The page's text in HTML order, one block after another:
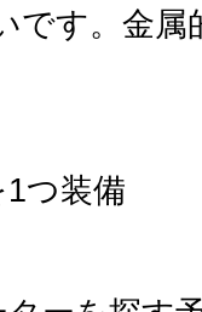
です。金
つ装備